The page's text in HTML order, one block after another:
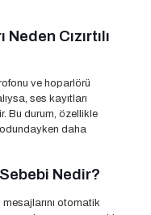
Cızırtılı
ve hoparlörü
ses kayıtları
Bu durum, özellikle
daha
Nedir?
otomatik